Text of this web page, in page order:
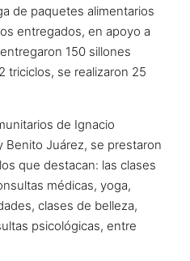
de paquetes alimentarios
entregados, en apoyo a
150 sillones
triciclos, se realizaron 25
de Ignacio
Benito Juárez, se prestaron
que destacan: las clases
médicas, yoga,
clases de belleza,
psicológicas, entre